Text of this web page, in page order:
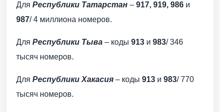
Для Республики Татарстан – 917, 919, 986 и
987/ 4 миллиона номеров.
Для Республики Тыва – коды 913 и 983/ 346
тысяч номеров.
Для Республики Хакасия – коды 913 и 983/ 770
тысяч номеров.